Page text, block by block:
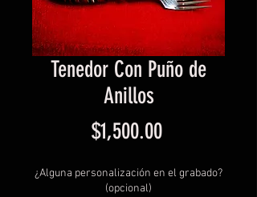
Tenedor Con Puño de
Anillos
$1,500.00Precio
¿Alguna personalización en el grabado?
(opcional)